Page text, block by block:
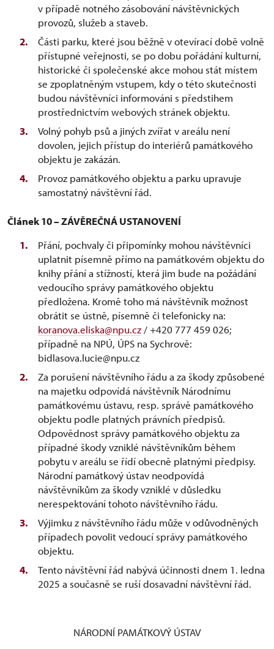
v případě notného zásobování návštěvnických
provozů, služeb a staveb.
Části parku, které jsou běžně v otevírací době volně
přístupné veřejnosti, se po dobu pořádání kulturní,
historické či společenské akce mohou stát místem
se zpoplatněným vstupem, kdy o této skutečnosti
budou návštěvníci informováni s předstihem
prostřednictvím webových stránek objektu.
Volný pohyb psů a jiných zvířat v areálu není
dovolen, jejich přístup do interiérů památkového
objektu je zakázán.
Provoz památkového objektu a parku upravuje
samostatný návštěvní řád.
Článek 10 – ZÁVĚREČNÁ USTANOVENÍ
Přání, pochvaly či připomínky mohou návštěvníci
uplatnit písemně přímo na památkovém objektu do
knihy přání a stížností, která jim bude na požádání
vedoucího správy památkového objektu
předložena. Kromě toho má návštěvník možnost
obrátit se ústně, písemně či telefonicky na:
koranova.eliska@npu.cz / +420 777 459 026;
případně na NPÚ, ÚPS na Sychrově:
bidlasova.lucie@npu.cz
Za porušení návštěvního řádu a za škody způsobené
na majetku odpovídá návštěvník Národnímu
památkovému ústavu, resp. správě památkového
objektu podle platných právních předpisů.
Odpovědnost správy památkového objektu za
případné škody vzniklé návštěvníkům během
pobytu v areálu se řídí obecně platnými předpisy.
Národní památkový ústav neodpovídá
návštěvníkům za škody vzniklé v důsledku
nerespektování tohoto návštěvního řádu.
Výjimku z návštěvního řádu může v odůvodněných
případech povolit vedoucí správy památkového
objektu.
Tento návštěvní řád nabývá účinnosti dnem 1. ledna
2025 a současně se ruší dosavadní návštěvní řád.
NÁRODNÍ PAMÁTKOVÝ ÚSTAV